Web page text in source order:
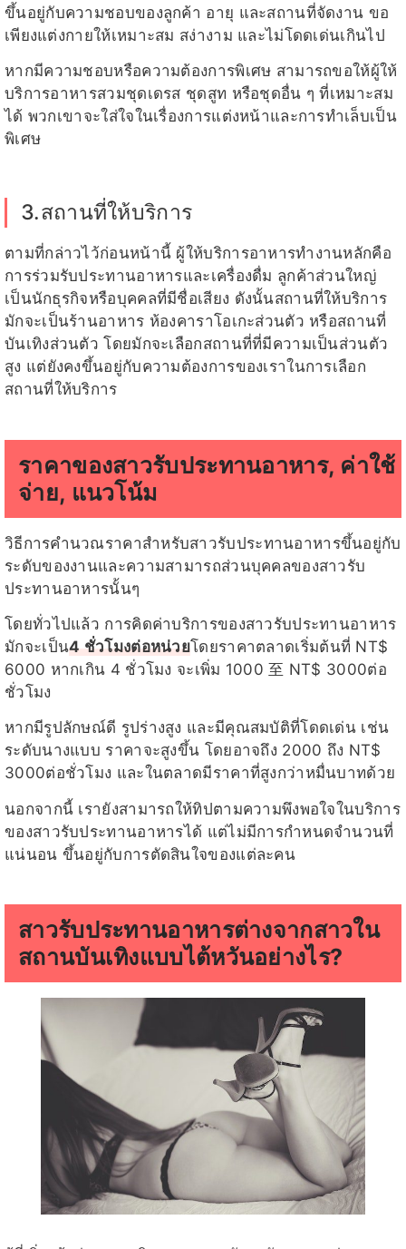
ขึ้นอยู่กับความชอบของลูกค้า อายุ และสถานที่จัดงาน ขอ
เพียงแต่งกายให้เหมาะสม สง่างาม และไม่โดดเด่นเกินไป
หากมีความชอบหรือความต้องการพิเศษ สามารถขอให้ผู้ให้
บริการอาหารสวมชุดเดรส ชุดสูท หรือชุดอื่น ๆ ที่เหมาะสม
ได้ พวกเขาจะใส่ใจในเรื่องการแต่งหน้าและการทำเล็บเป็น
พิเศษ
3.สถานที่ให้บริการ
ตามที่กล่าวไว้ก่อนหน้านี้ ผู้ให้บริการอาหารทำงานหลักคือ
การร่วมรับประทานอาหารและเครื่องดื่ม ลูกค้าส่วนใหญ่
เป็นนักธุรกิจหรือบุคคลที่มีชื่อเสียง ดังนั้นสถานที่ให้บริการ
มักจะเป็นร้านอาหาร ห้องคาราโอเกะส่วนตัว หรือสถานที่
บันเทิงส่วนตัว โดยมักจะเลือกสถานที่ที่มีความเป็นส่วนตัว
สูง แต่ยังคงขึ้นอยู่กับความต้องการของเราในการเลือก
สถานที่ให้บริการ
ราคาของสาวรับประทานอาหาร, ค่าใช้
จ่าย, แนวโน้ม
วิธีการคำนวณราคาสำหรับสาวรับประทานอาหารขึ้นอยู่กับ
ระดับของงานและความสามารถส่วนบุคคลของสาวรับ
ประทานอาหารนั้นๆ
โดยทั่วไปแล้ว การคิดค่าบริการของสาวรับประทานอาหาร
มักจะเป็น4 ชั่วโมงต่อหน่วยโดยราคาตลาดเริ่มต้นที่ NT$
6000 หากเกิน 4 ชั่วโมง จะเพิ่ม 1000 至 NT$ 3000ต่อ
ชั่วโมง
หากมีรูปลักษณ์ดี รูปร่างสูง และมีคุณสมบัติที่โดดเด่น เช่น
ระดับนางแบบ ราคาจะสูงขึ้น โดยอาจถึง 2000 ถึง NT$
3000ต่อชั่วโมง และในตลาดมีราคาที่สูงกว่าหมื่นบาทด้วย
นอกจากนี้ เรายังสามารถให้ทิปตามความพึงพอใจในบริการ
ของสาวรับประทานอาหารได้ แต่ไม่มีการกำหนดจำนวนที่
แน่นอน ขึ้นอยู่กับการตัดสินใจของแต่ละคน
สาวรับประทานอาหารต่างจากสาวใน
สถานบันเทิงแบบไต้หวันอย่างไร?